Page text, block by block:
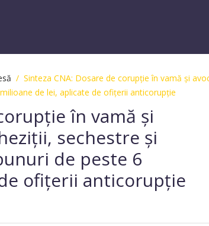
/ Sinteza CNA: Dosare de corupție în vamă și
de lei, aplicate de ofițerii anticorupție
în vamă și
sechestre și
de peste 6
ofițerii anticorupție